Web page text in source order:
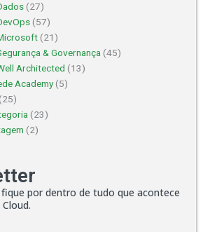
(27)
(57)
(21)
& Governança (45)
Architected (13)
Academy(5)
(25)
(23)
(2)
fique por dentro de tudo que acontece